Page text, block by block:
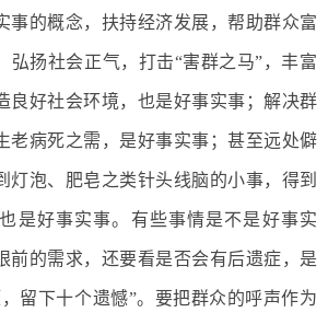
事的概念，扶持经济发展，帮助群众富
弘扬社会正气，打击“害群之马”，丰富
良好社会环境，也是好事实事；解决群
老病死之需，是好事实事；甚至远处僻
灯泡、肥皂之类针头线脑的小事，得到
是好事实事。有些事情是不是好事实
前的需求，还要看是否会有后遗症，是
留下十个遗憾”。要把群众的呼声作为